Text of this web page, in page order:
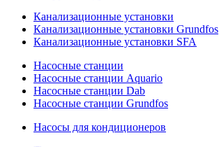
Канализационные установки
Канализационные установки Grundfos
Канализационные установки SFA
Насосные станции
Насосные станции Aquario
Насосные станции Dab
Насосные станции Grundfos
Насосы для кондиционеров